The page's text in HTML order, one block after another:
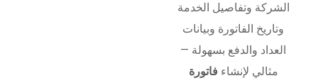
الشركة وتفاصيل الخدمة
وتاريخ الفاتورة وبيانات
العداد والدفع بسهولة —
مثالي لإنشاء فاتورة